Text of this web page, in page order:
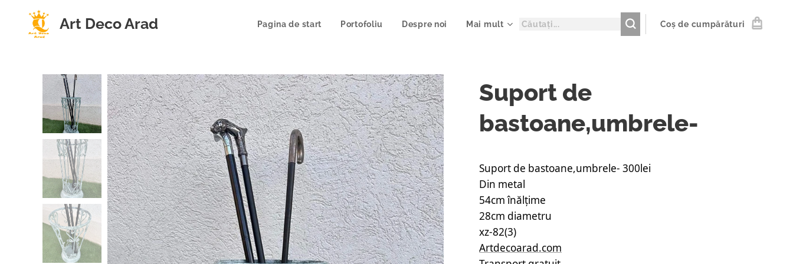
Art Deco Arad Pagina de start Portofoliu Despre noi Mai mult Coș de cumpărături
Suport de
bastoane,umbrele-
Suport de bastoane,umbrele- 300lei
Din metal
54cm înălțime
28cm diametru
xz-82(3)
Artdecoarad.com